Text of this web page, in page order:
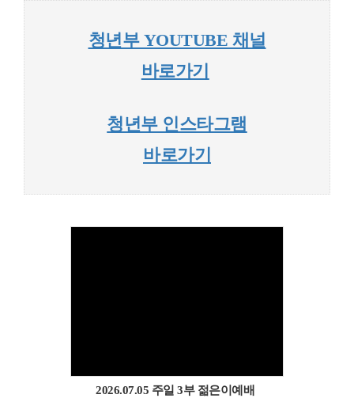
청년부 YOUTUBE 채널
바로가기
청년부 인스타그램
바로가기
2026.07.05 주일 3부 젊은이예배